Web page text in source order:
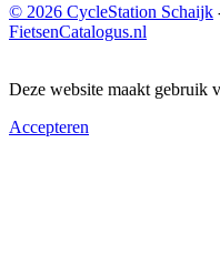
© 2026 CycleStation Schaijk
FietsenCatalogus.nl
Deze website maakt gebruik
Accepteren